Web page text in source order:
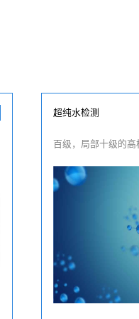
超纯水检测
百级，局部十级的